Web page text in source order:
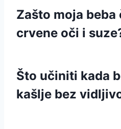
Zašto moja beba
crvene oči i
Što učiniti kada
kašlje bez